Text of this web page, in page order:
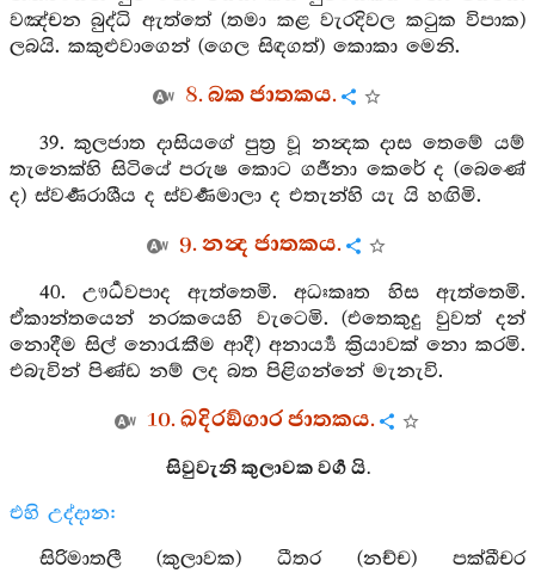
වඤ්චන බුද්ධි ඇත්තේ (තමා කළ වැරදිවල කටුක විපාක)
ලබයි. කකුළුවාගෙන් (ගෙල සිඳගත්) කොකා මෙනි.
8. බක ජාතකය.
39. කුලජාත දාසියගේ පුත්‍ර වූ නන්‍දක දාස තෙමේ යම්
තැනෙක්හි සිටියේ පරුෂ කොට ගර්‍ජනා කෙරේ ද (බෙණේ
ද) ස්වර්‍ණරාශීය ද ස්වර්‍ණමාලා ද එතැන්හි යැ යි හඟිමි.
9. නන්‍ද ජාතකය.
40. ඌර්‍ධවපාද ඇත්තෙමි. අධඃකෘත හිස ඇත්තෙමි.
ඒකාන්තයෙන් නරකයෙහි වැටෙමි. (එතෙකුදු වුවත් දන්
නොදීම සිල් නොරැකීම ආදී) අනාර්‍ය්‍ය ක්‍රියාවක් නො කරමි.
එබැවින් පිණ්ඩ නම් ලද බත පිළිගන්නේ මැනැවි.
10. ඛදිරඞ්ගාර ජාතකය.
සිවුවැනි කුලාවක වර්‍ග යි.
එහි උද්දාන:
සිරිමාතලී (කුලාවක) ධීතර (නච්ච) පක්ඛීචර